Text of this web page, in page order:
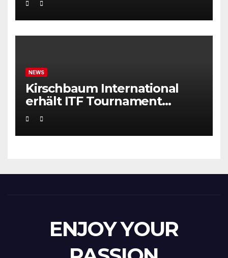
NEWS
Kirschbaum International
erhält ITF Tournament
Recognition Award 2025
ENJOY YOUR